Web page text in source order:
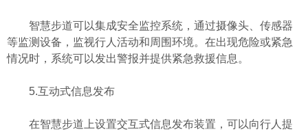
智慧步道可以集成安全监控系统，通过摄像头、传感器
等监测设备，监视行人活动和周围环境。在出现危险或紧急
情况时，系统可以发出警报并提供紧急救援信息。
5.互动式信息发布
在智慧步道上设置交互式信息发布装置，可以向行人提